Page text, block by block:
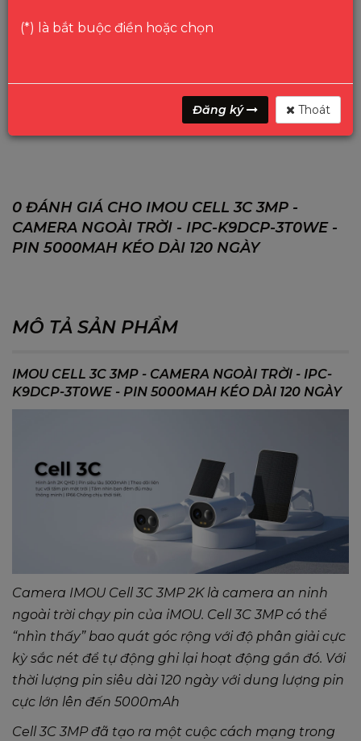
IMOU camera Cell 3c Vinago
camera
IPC-K9DCP-3T0WE
0 ĐÁNH GIÁ CHO IMOU CELL 3C 3MP -
CAMERA NGOÀI TRỜI - IPC-K9DCP-3T0WE -
PIN 5000MAH KÉO DÀI 120 NGÀY
MÔ TẢ SẢN PHẨM
IMOU CELL 3C 3MP - CAMERA NGOÀI TRỜI - IPC-
K9DCP-3T0WE - PIN 5000MAH KÉO DÀI 120 NGÀY
Camera IMOU Cell 3C 3MP 2K là camera an ninh
ngoài trời chạy pin của iMOU. Cell 3C 3MP có thể
“nhìn thấy” bao quát góc rộng với độ phân giải cực
kỳ sắc nét để tự động ghi lại hoạt động gần đó. Với
thời lượng pin siêu dài 120 ngày với dung lượng pin
cực lớn lên đến 5000mAh
Cell 3C 3MP đã tạo ra một cuộc cách mạng trong
(*) là bắt buộc điền hoặc chọn
Đăng ký Thoát